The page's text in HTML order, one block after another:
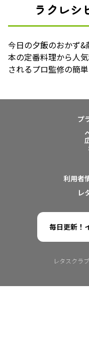
ラクレシ
今日の夕飯のおかず
本の定番料理から人
されるプロ監修の簡
プ
利用者
レ
毎日更新！
レタスクラ